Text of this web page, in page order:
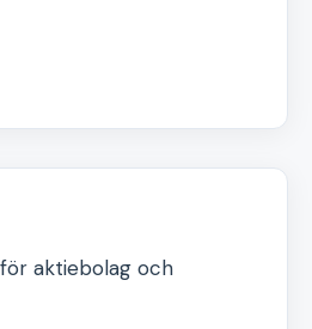
aktiebolag och